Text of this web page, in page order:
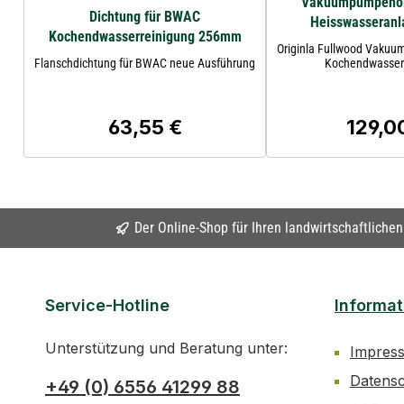
Dichtung für BWAC
Kochendwasserreinigung 256mm
Flanschdichtung für BWAC neue Ausführung
Regulärer Preis:
63,55 €
Originla Fullwood
Der Online-Shop für Ihren
Service-Hotline
Unterstützung und Beratung unter:
+49 (0) 6556 41299 88